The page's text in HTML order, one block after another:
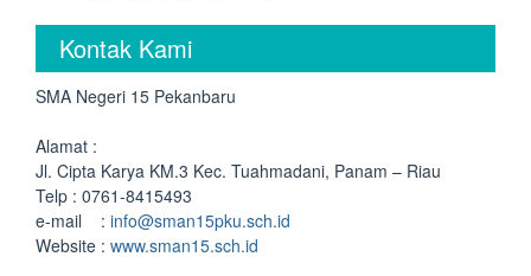
Kontak Kami
SMA Negeri 15 Pekanbaru
Alamat :
Jl. Cipta Karya KM.3 Kec. Tuahmadani, Panam – Riau
Telp : 0761-8415493
e-mail : info@sman15pku.sch.id
Website : www.sman15.sch.id